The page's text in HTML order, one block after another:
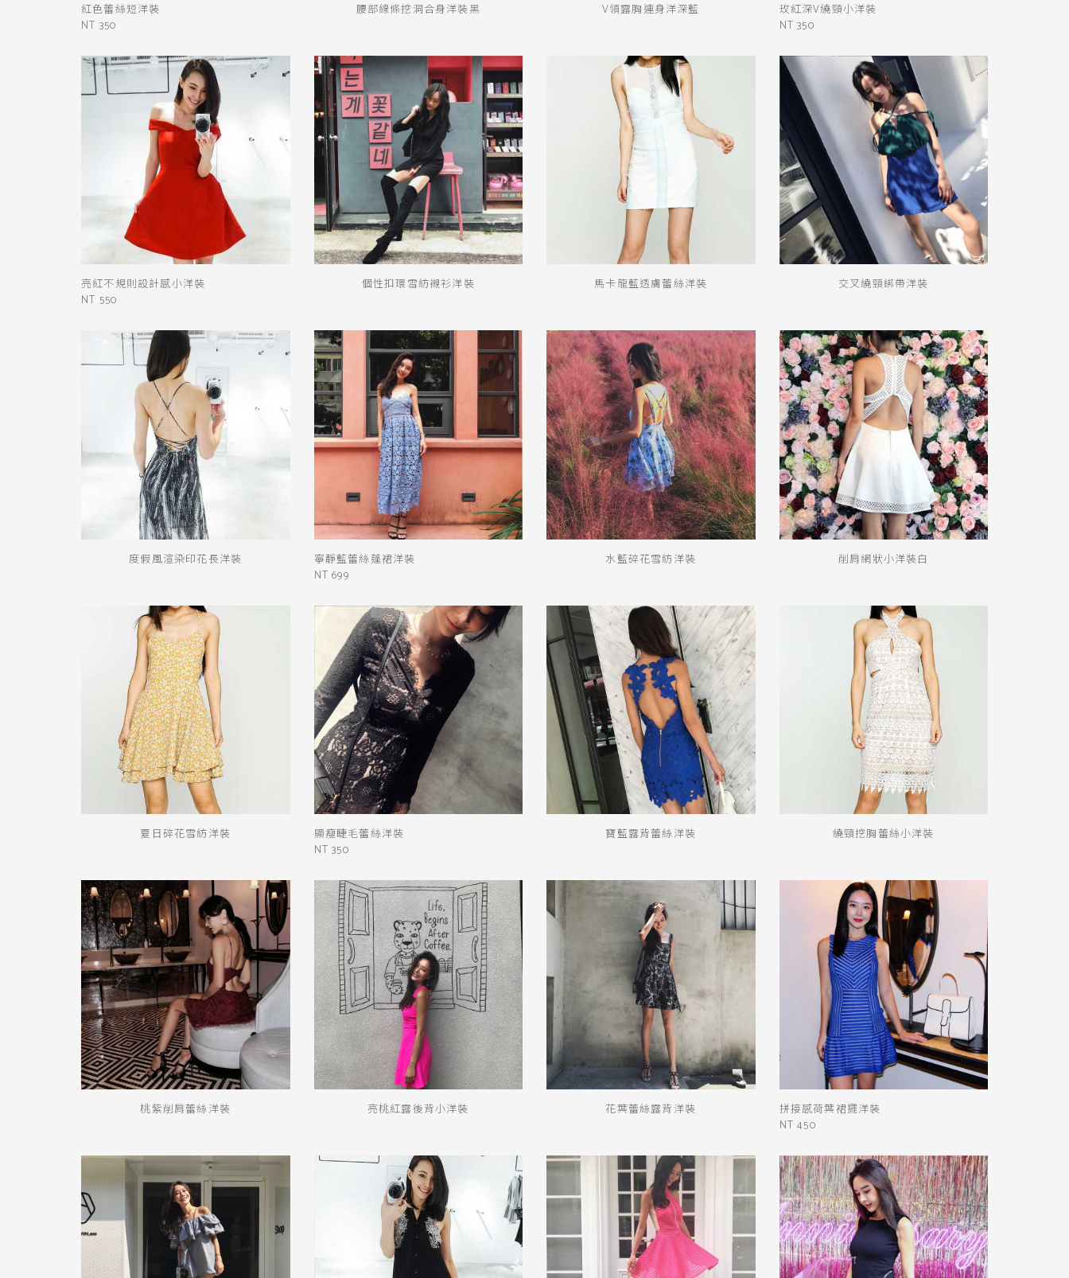
紅色蕾絲短洋裝
NT 350
腰部線條挖洞合身洋裝黑 V領露胸連身洋深藍
玫紅深V繞頸小洋裝
NT 350
亮紅不規則設計感小洋裝
NT 550
個性扣環雪紡襯衫洋裝 馬卡龍藍透膚蕾絲洋裝 交叉繞頸綁帶洋裝
度假風渲染印花長洋裝
寧靜藍蕾絲蓬裙洋裝
NT 699
水藍碎花雪紡洋裝 削肩網狀小洋裝白
夏日碎花雪紡洋裝
顯瘦睫毛蕾絲洋裝
NT 350
寶藍露背蕾絲洋裝 繞頸挖胸蕾絲小洋裝
桃紫削肩蕾絲洋裝 亮桃紅露後背小洋裝 花葉蕾絲露背洋裝
拼接感荷葉裙擺洋裝
NT 450